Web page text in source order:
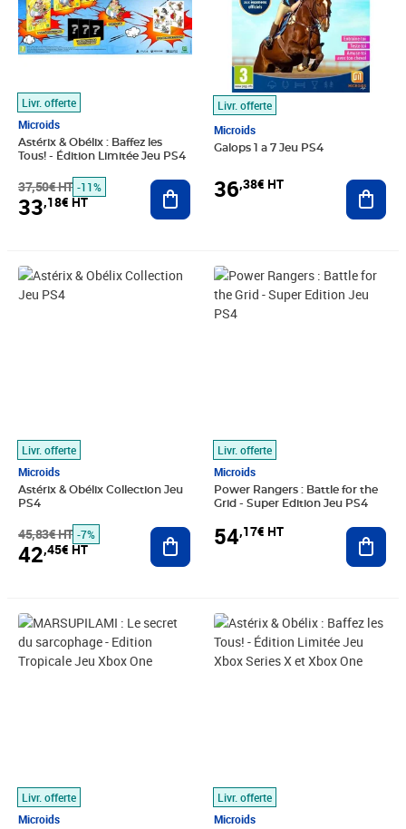
Livr. offerte
Microids
Astérix & Obélix : Baffez les
Tous! - Édition Limitée Jeu PS4
37,50€ HT -11%
33,18€ HT
Ajouter au panier
Livr. offerte
Microids
Galops 1 a 7 Jeu PS4
36,38€ HT
Livr. offerte
Microids
Astérix & Obélix Collection Jeu
PS4
45,83€ HT
Prix barré 45,83€ HT
-7%
42,45€ HT
Prix 42,45€ HT
Ajouter au panier
Livr. offerte
Microids
Power Rangers : Battle for the
Grid - Super Edition Jeu PS4
54,17€ HT
Prix 54,17€ HT
Livr. offerte
Microids
Prix barré 41,66€ HT
Prix 35,79€ HT
Livr. offerte
Microids
Prix barré 44,99€ HT
Prix 31,38€ HT